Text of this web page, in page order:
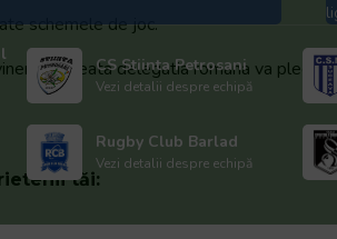
CS Stiinta Petrosani
Vezi detalii despre echipă
Rugby Club Barlad
Vezi detalii despre echipă
schemele de joc.
dimineata delegatia romana va pleca
tăi: